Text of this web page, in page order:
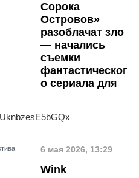
Сорока
Островов»
разоблачат зло
— начались
съемки
фантастическог
о сериала для
6 мая 2026, 13:29
Wink